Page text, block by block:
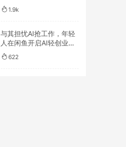
一周后开放API
1.9k
与其担忧AI抢工作，年轻
人在闲鱼开启AI轻创业浪
潮
622